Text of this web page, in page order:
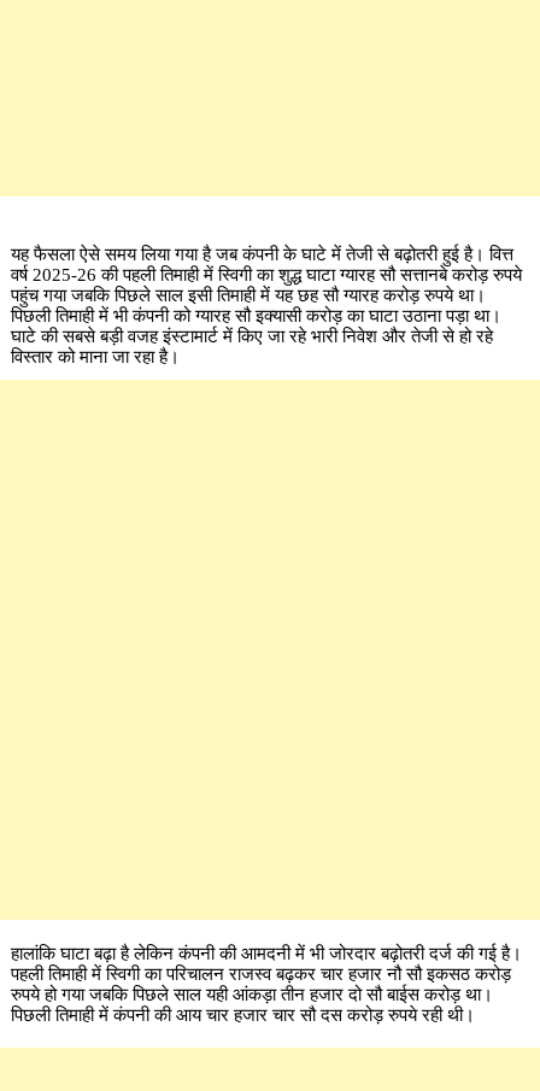
यह फैसला ऐसे समय लिया गया है जब कंपनी के घाटे में तेजी से बढ़ोतरी हुई है। वित्त
वर्ष 2025-26 की पहली तिमाही में स्विगी का शुद्ध घाटा ग्यारह सौ सत्तानबे करोड़ रुपये
पहुंच गया जबकि पिछले साल इसी तिमाही में यह छह सौ ग्यारह करोड़ रुपये था।
पिछली तिमाही में भी कंपनी को ग्यारह सौ इक्यासी करोड़ का घाटा उठाना पड़ा था।
घाटे की सबसे बड़ी वजह इंस्टामार्ट में किए जा रहे भारी निवेश और तेजी से हो रहे
विस्तार को माना जा रहा है।
हालांकि घाटा बढ़ा है लेकिन कंपनी की आमदनी में भी जोरदार बढ़ोतरी दर्ज की गई है।
पहली तिमाही में स्विगी का परिचालन राजस्व बढ़कर चार हजार नौ सौ इकसठ करोड़
रुपये हो गया जबकि पिछले साल यही आंकड़ा तीन हजार दो सौ बाईस करोड़ था।
पिछली तिमाही में कंपनी की आय चार हजार चार सौ दस करोड़ रुपये रही थी।